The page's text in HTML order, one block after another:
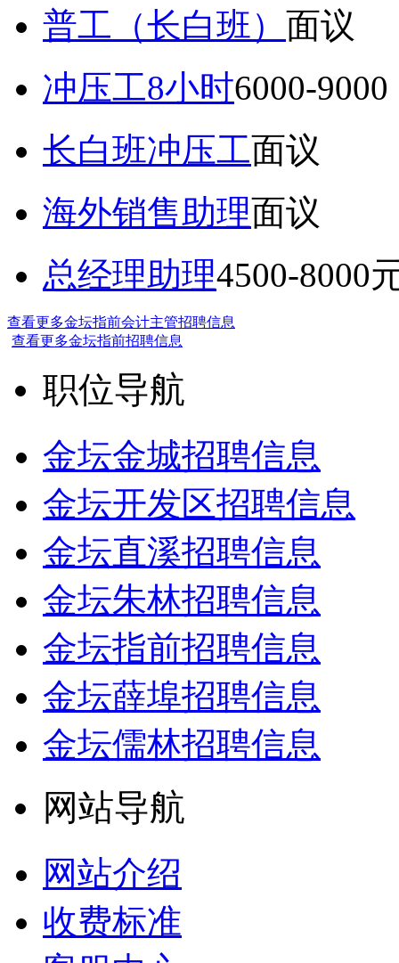
普工（长白班） 面议
冲压工8小时6000-
长白班冲压工面议
海外销售助理面议
总经理助理4500-8000
查看更多金坛指前会计主管招聘信息
查看更多金坛指前招聘信息
职位导航
金坛金城招聘信息
金坛开发区招聘信息
金坛直溪招聘信息
金坛朱林招聘信息
金坛指前招聘信息
金坛薛埠招聘信息
金坛儒林招聘信息
网站导航
网站介绍
收费标准